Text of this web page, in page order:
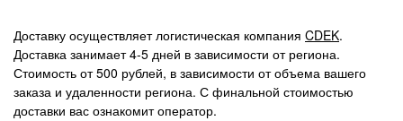
Доставку осуществляет логистическая компания CDEK.
Доставка занимает 4-5 дней в зависимости от региона.
Стоимость от 500 рублей, в зависимости от объема вашего
заказа и удаленности региона. С финальной стоимостью
доставки вас ознакомит оператор.